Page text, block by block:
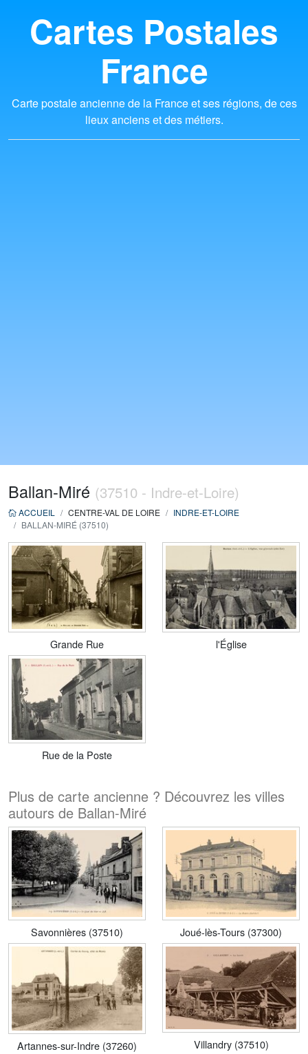
Cartes Postales
France
Carte postale ancienne de la France et ses régions, de ces
lieux anciens et des métiers.
Ballan-Miré (37510 - Indre-et-Loire)
ACCUEIL CENTRE-VAL DE LOIRE
INDRE-ET-LOIRE
BALLAN-MIRÉ (37510)
Grande Rue l'Église
Rue de la Poste
Plus de carte ancienne ? Découvrez les villes
autours de Ballan-Miré
Savonnières (37510) Joué-lès-Tours (37300)
Artannes-sur-Indre (37260) Villandry (37510)